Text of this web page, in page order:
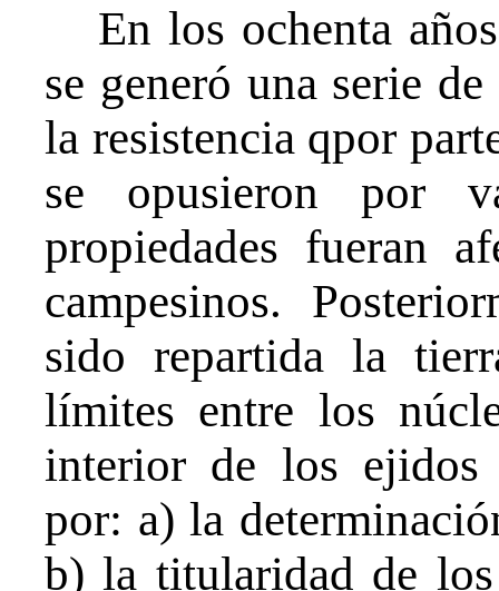
En los ochenta
se generó una serie
la resistencia qpor
se opusieron por
propiedades fueran
campesinos.
sido repartida la
límites entre los
interior de los ejidos
por: a) la
b) la titularidad de